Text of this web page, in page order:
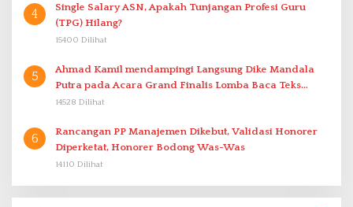
4
Single Salary ASN, Apakah Tunjangan Profesi Guru
(TPG) Hilang?
15400 Dilihat
5
Ahmad Kamil mendampingi Langsung Dike Mandala
Putra pada Acara Grand Finalis Lomba Baca Teks
Proklamasi Mirip Bung Karno di Bali
14528 Dilihat
6
Rancangan PP Manajemen Dikebut, Validasi Honorer
Diperketat, Honorer Bodong Was-Was
14110 Dilihat